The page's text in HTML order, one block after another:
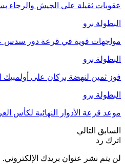
عقوبات ثقيلة على الجيش والرجاء
البطولة برو
مواجهات قوية في قرعة دور سدس
البطولة برو
فوز ثمين لنهضة بركان على
البطولة برو
موعد قرعة الأدوار النهائية لكأس
السابق التالي
اترك رد
لن يتم نشر عنوان بريدك الإلكتروني.